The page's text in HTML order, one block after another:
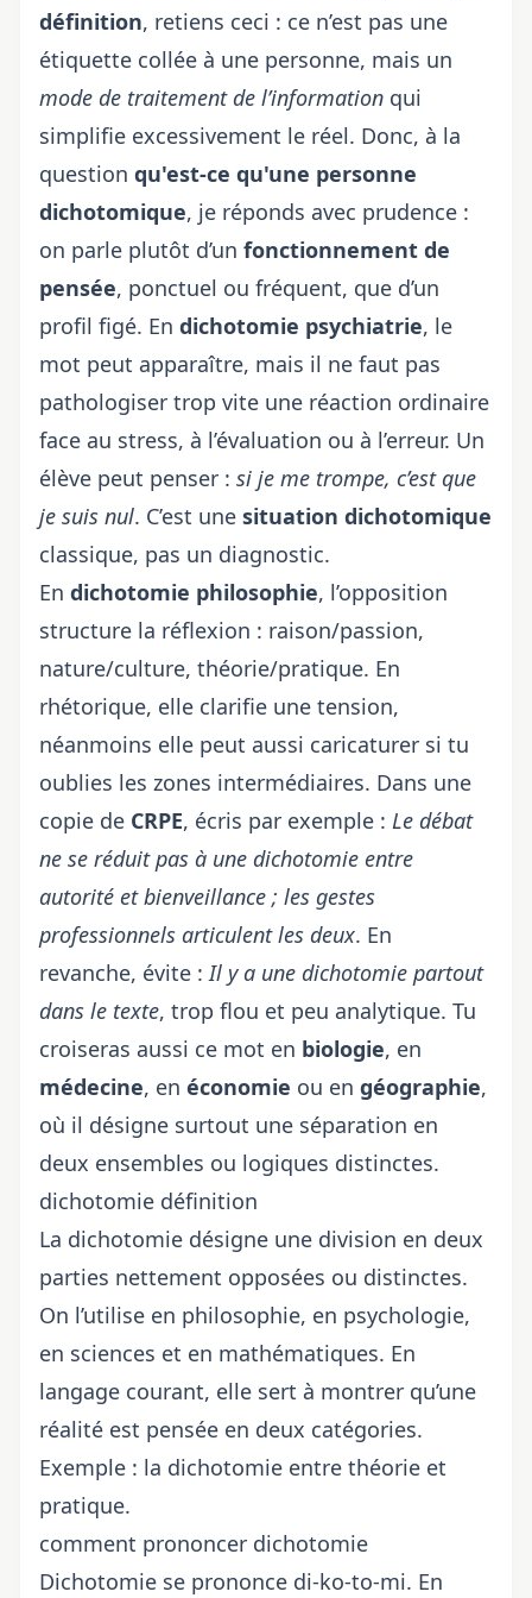
définition, retiens ceci : ce n’est pas une
étiquette collée à une personne, mais un
mode de traitement de l’information qui
simplifie excessivement le réel. Donc, à la
question qu'est-ce qu'une personne
dichotomique, je réponds avec prudence :
on parle plutôt d’un fonctionnement de
pensée, ponctuel ou fréquent, que d’un
profil figé. En dichotomie psychiatrie, le
mot peut apparaître, mais il ne faut pas
pathologiser trop vite une réaction ordinaire
face au stress, à l’évaluation ou à l’erreur. Un
élève peut penser : si je me trompe, c’est que
je suis nul. C’est une situation dichotomique
classique, pas un diagnostic.
En dichotomie philosophie, l’opposition
structure la réflexion : raison/passion,
nature/culture, théorie/pratique. En
rhétorique, elle clarifie une tension,
néanmoins elle peut aussi caricaturer si tu
oublies les zones intermédiaires. Dans une
copie de CRPE, écris par exemple : Le débat
ne se réduit pas à une dichotomie entre
autorité et bienveillance ; les gestes
professionnels articulent les deux. En
revanche, évite :Il y a une dichotomie partout
dans le texte, trop flou et peu analytique. Tu
croiseras aussi ce mot en biologie, en
médecine, en économie ou en géographie,
où il désigne surtout une séparation en
deux ensembles ou logiques distinctes.
dichotomie définition
La dichotomie désigne une division en deux
parties nettement opposées ou distinctes.
On l’utilise en philosophie, en psychologie,
en sciences et en mathématiques. En
langage courant, elle sert à montrer qu’une
réalité est pensée en deux catégories.
Exemple : la dichotomie entre théorie et
pratique.
comment prononcer dichotomie
Dichotomie se prononce di-ko-to-mi. En